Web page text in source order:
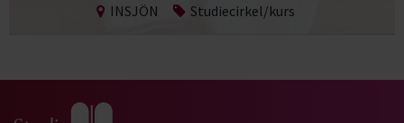
INSJÖN Studiecirkel/kurs
Gå till studiefrämjandets startsida